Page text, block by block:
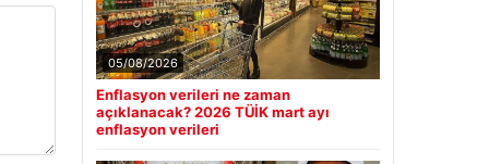
05/08/2026
Enflasyon verileri ne zaman
açıklanacak? 2026 TÜİK mart ayı
enflasyon verileri